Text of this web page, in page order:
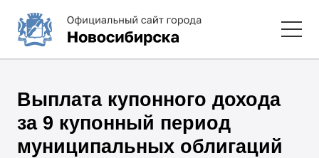
Выплата купонного дохода
за 9 купонный период
муниципальных облигаций